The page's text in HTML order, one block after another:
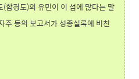
함경도)의 유민이 이 섬에 많다는 말
주 등의 보고서가 성종실록에 비친